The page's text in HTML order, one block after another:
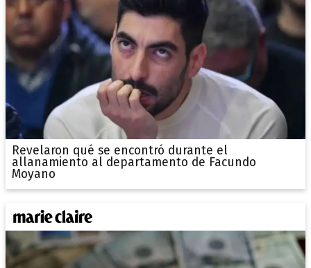
Revelaron qué se encontró durante el
allanamiento al departamento de Facundo
Moyano